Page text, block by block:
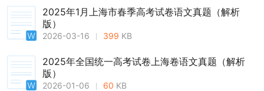
2025年1月上海市春季高考试卷语文真题（解析
版）
2026-03-16 399 KB
2025年全国统一高考试卷上海卷语文真题（解析
版）
2026-01-06 60 KB